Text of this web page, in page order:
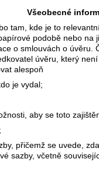
Všeobecné
tam, kde je to
podobě nebo na
o smlouvách o
úvěru, který
alespoň
je vydal;
aby se toto
přičemž se uvede,
sazby, včetně